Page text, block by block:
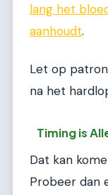
lang het
aanhoudt.
Let op
na het
Timing is
Dat kan
Probeer dan